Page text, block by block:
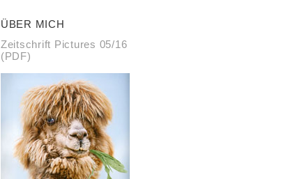
ÜBER MICH
Zeitschrift Pictures 05/16
(PDF)